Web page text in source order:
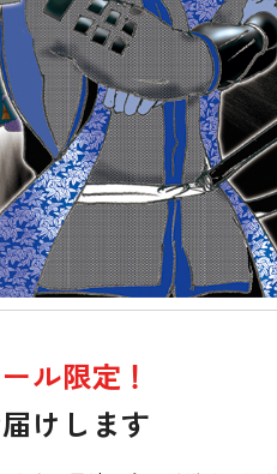
ル限定！
けします